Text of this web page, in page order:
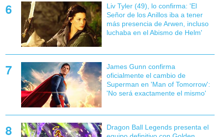
Liv Tyler (49), lo confirma: 'El
Señor de los Anillos iba a tener
más presencia de Arwen, incluso
luchaba en el Abismo de Helm'
James Gunn confirma
oficialmente el cambio de
Superman en 'Man of Tomorrow':
'No será exactamente el mismo'
Dragon Ball Legends presenta el